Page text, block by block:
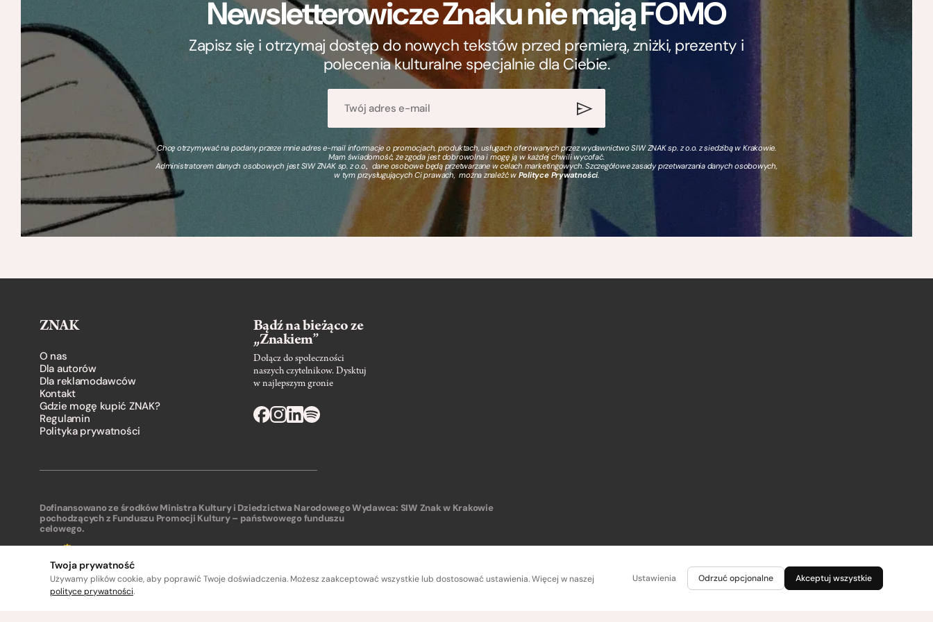
Newsletterowicze Znaku nie mają FOMO
Zapisz się i otrzymaj dostęp do nowych tekstów przed premierą, zniżki, prezenty i
polecenia kulturalne specjalnie dla Ciebie.
Chcę otrzymywać na podany przeze mnie adres e-mail informacje o promocjach, produktach, usługach oferowanych przez wydawnictwo SIW ZNAK sp. z o.o. z siedzibą w Krakowie.
Mam świadomość, że zgoda jest dobrowolna i mogę ją w każdej chwili wycofać.
Administratorem danych osobowych jest SIW ZNAK sp. z o.o., dane osobowe będą przetwarzane w celach marketingowych. Szczegółowe zasady przetwarzania danych osobowych,
w tym przysługujących Ci prawach, można znaleźć wPolityce Prywatności.
ZNAK
O nas
Dla autorów
Dla reklamodawców
Kontakt
Gdzie mogę kupić ZNAK?
Regulamin
Polityka prywatności
Bądź na bieżąco ze
„Znakiem”
Dołącz do społeczności
naszych czytelnikow. Dysktuj
w najlepszym gronie
Dofinansowano ze środków Ministra Kultury i Dziedzictwa Narodowego
pochodzących z Funduszu Promocji Kultury – państwowego funduszu
celowego.
Wydawca: SIW Znak w Krakowie
Twoja prywatność
Używamy plików cookie, aby poprawić Twoje doświadczenia. Możesz zaakceptować wszystkie lub dostosować ustawienia. Więcej w naszej
polityce prywatności.
Ustawienia Odrzuć opcjonalne Akceptuj wszystkie